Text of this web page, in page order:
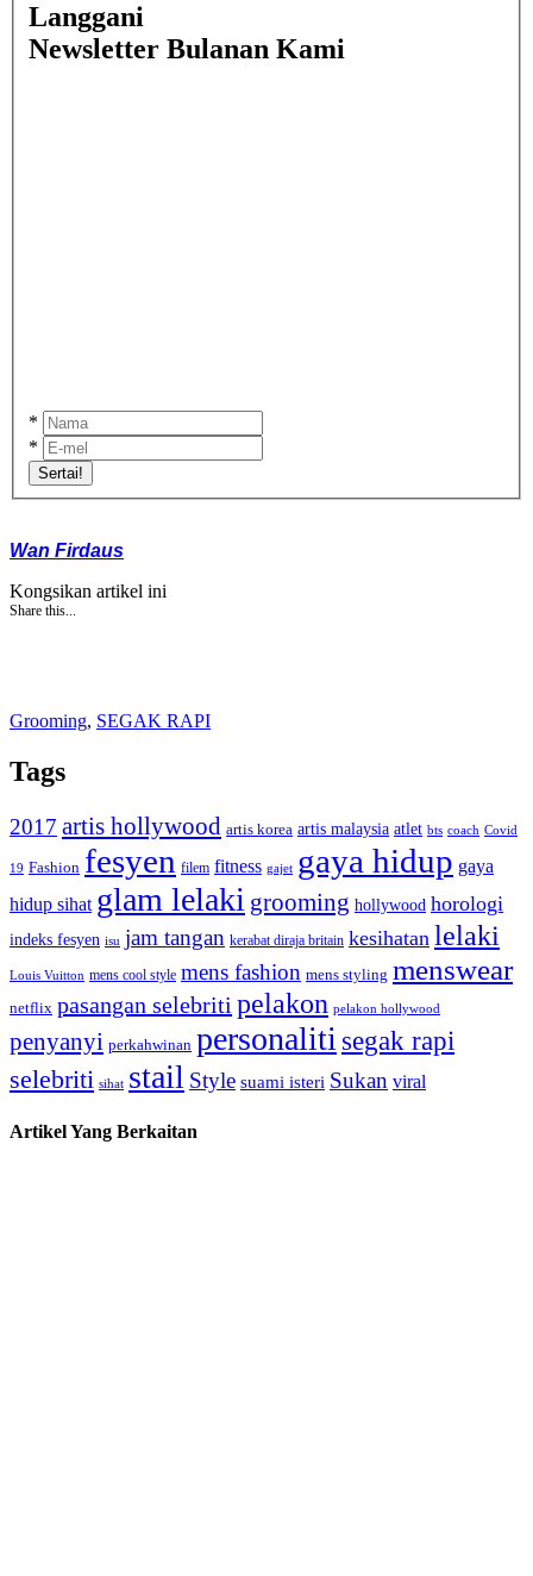
Langgani
Newsletter Bulanan Kami
*
*
Sertai!
Wan Firdaus
Kongsikan artikel ini
Share this...
Grooming, SEGAK RAPI
Tags
2017 artis hollywood artis korea artis malaysia atlet bts coach Covid
19 Fashion fesyen filem fitness gajet gaya hidup gaya
hidup sihat glam lelaki grooming hollywood horologi
indeks fesyen isu jam tangan kerabat diraja britain kesihatan lelaki
Louis Vuitton mens cool style mens fashion mens styling menswear
netflix pasangan selebriti pelakon pelakon hollywood
penyanyi perkahwinan personaliti segak rapi
selebriti sihat stail Style suami isteri Sukan viral
Artikel Yang Berkaitan